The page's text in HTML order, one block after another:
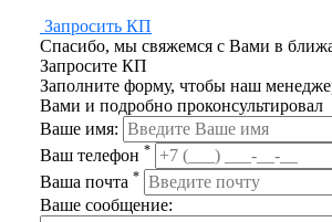
Запросить КП
Спасибо, мы свяжемся с Вами в
Запросите КП
Заполните форму, чтобы наш
Вами и подробно проконсультировал
Ваше имя:
Ваш телефон *
Ваша почта *
Ваше сообщение: